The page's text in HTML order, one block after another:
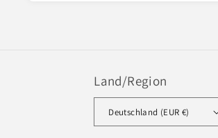
Land/Region
Deutschland (EUR €)